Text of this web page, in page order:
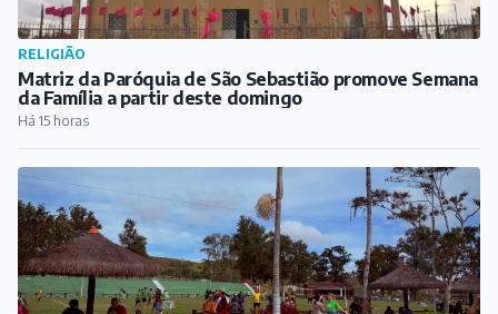
RELIGIÃO
Matriz da Paróquia de São Sebastião promove Semana
da Família a partir deste domingo
Há 15 horas